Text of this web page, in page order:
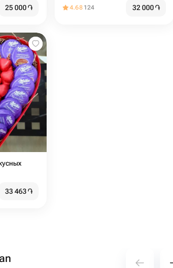
25 000֏ 4.68 124 32 000֏
33 463֏